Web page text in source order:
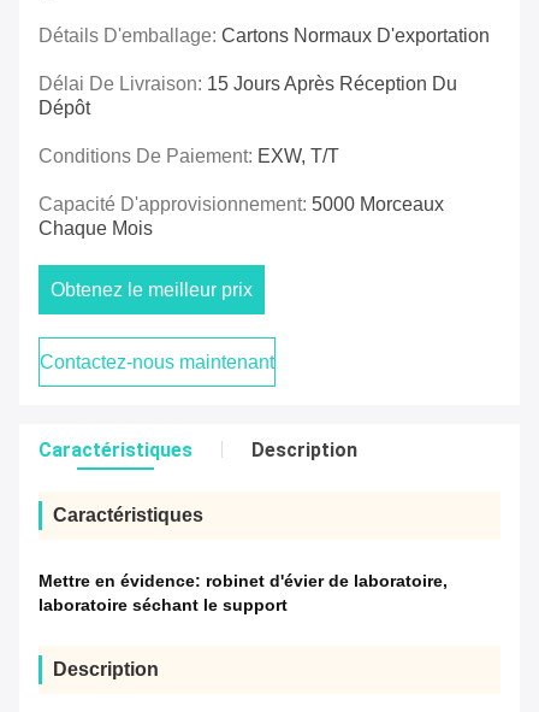
Détails D'emballage: Cartons Normaux D'exportation
Délai De Livraison: 15 Jours Après Réception Du
Dépôt
Conditions De Paiement: EXW, T/T
Capacité D'approvisionnement: 5000 Morceaux
Chaque Mois
Obtenez le meilleur prix
Contactez-nous maintenant
Caractéristiques Description
Caractéristiques
Mettre en évidence: robinet d'évier de laboratoire,
laboratoire séchant le support
Description